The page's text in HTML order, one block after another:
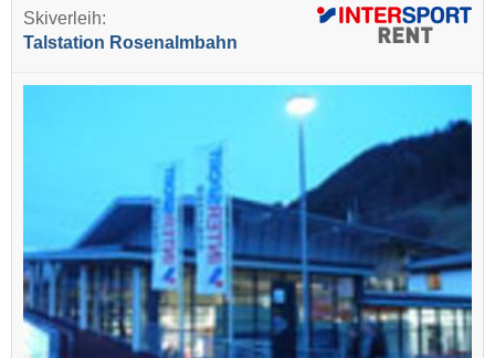
Skiverleih:
Talstation Rosenalmbahn